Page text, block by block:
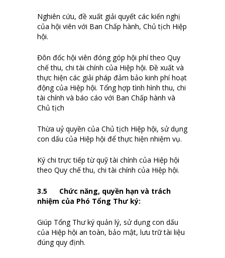
Nghiên cứu, đề xuất giải quyết các kiến nghị
của hội viên với Ban Chấp hành, Chủ tịch Hiệp
hội.
Đôn đốc hội viên đóng góp hội phí theo Quy
chế thu, chi tài chính của Hiệp hội. Đề xuất và
thực hiện các giải pháp đảm bảo kinh phí hoạt
động của Hiệp hội. Tổng hợp tình hình thu, chi
tài chính và báo cáo với Ban Chấp hành và
Chủ tịch
Thừa uỷ quyền của Chủ tịch Hiệp hội, sử dụng
con dấu của Hiệp hội để thực hiện nhiệm vụ.
Ký chi trực tiếp từ quỹ tài chính của Hiệp hội
theo Quy chế thu, chi tài chính của Hiệp hội.
3.5 Chức năng, quyền hạn và trách
nhiệm của Phó Tổng Thư k‎ý:
Giúp Tổng Thư ký quản lý, sử dụng con dấu
của Hiệp hội an toàn, bảo mật, lưu trữ tài liệu
đúng quy định.